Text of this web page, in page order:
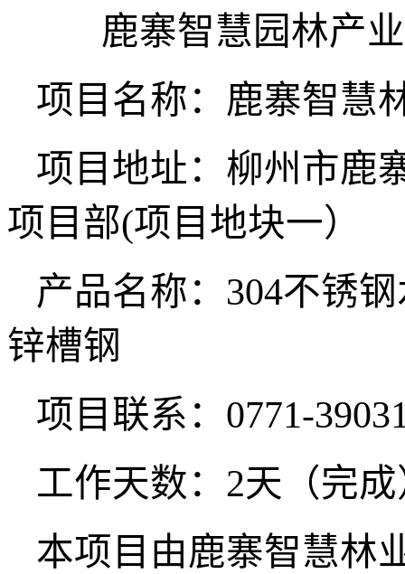
鹿寨智慧园林产
项目名称：鹿寨智慧
项目地址：柳州市鹿
项目部(项目地块一）
产品名称： 304不锈
锌槽钢
项目联系： 0771-
工作天数： 2天（完
本项目由鹿寨智慧林